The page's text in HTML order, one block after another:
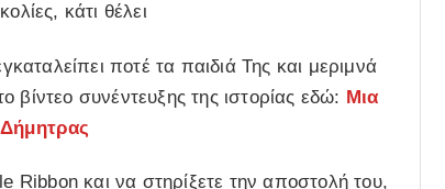
κάτι θέλει
ποτέ τα παιδιά Της και μεριμνά
συνέντευξης της ιστορίας εδώ: Μια
Ribbon και να στηρίξετε την αποστολή του,